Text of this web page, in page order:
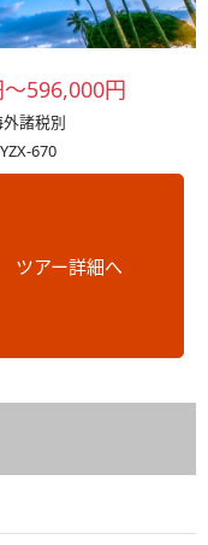
596,000円
諸税別
670
ツアー詳細へ